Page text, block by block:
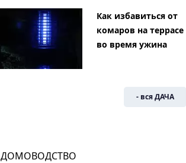
Как избавиться от
комаров на террасе
во время ужина
- вся ДАЧА
ДОМОВОДСТВО